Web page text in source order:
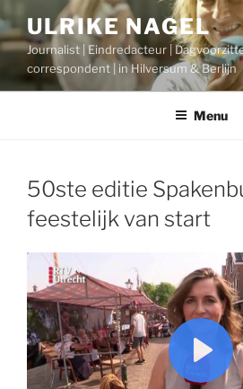
naar
de
inhoud
ULRIKE NAGEL
Journalist | Eindredacteur |
correspondent | in Hilversum & Berlijn
Menu
50ste editie
feestelijk van start